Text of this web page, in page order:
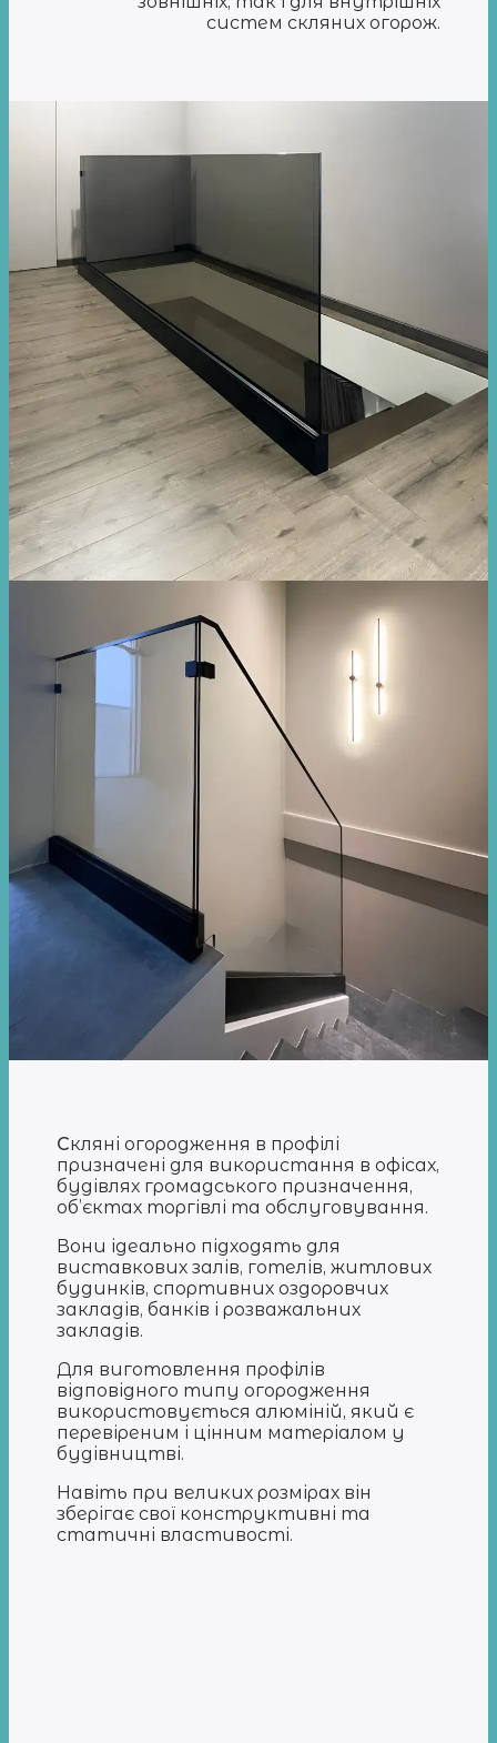
систем скляних огорож.
Скляні огородження в профілі
призначені для використання в офісах,
будівлях громадського призначення,
об’єктах торгівлі та обслуговування.
Вони ідеально підходять для
виставкових залів, готелів, житлових
будинків, спортивних оздоровчих
закладів, банків і розважальних
закладів.
Для виготовлення профілів
відповідного типу огородження
використовується алюміній, який є
перевіреним і цінним матеріалом у
будівництві.
Навіть при великих розмірах він
зберігає свої конструктивні та
статичні властивості.